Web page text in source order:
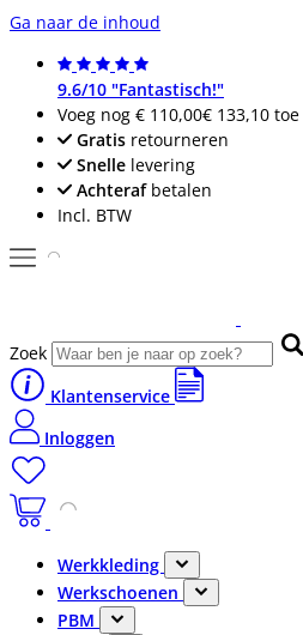
Ga naar de inhoud
9.6/10 "Fantastisch!"
Voeg nog € 110,00€ 133,10
Gratis retourneren
Snelle levering
Achterafbetalen
Incl. BTW
Zoek
Klantenservice
Inloggen
Werkkleding
Werkschoenen
PBM